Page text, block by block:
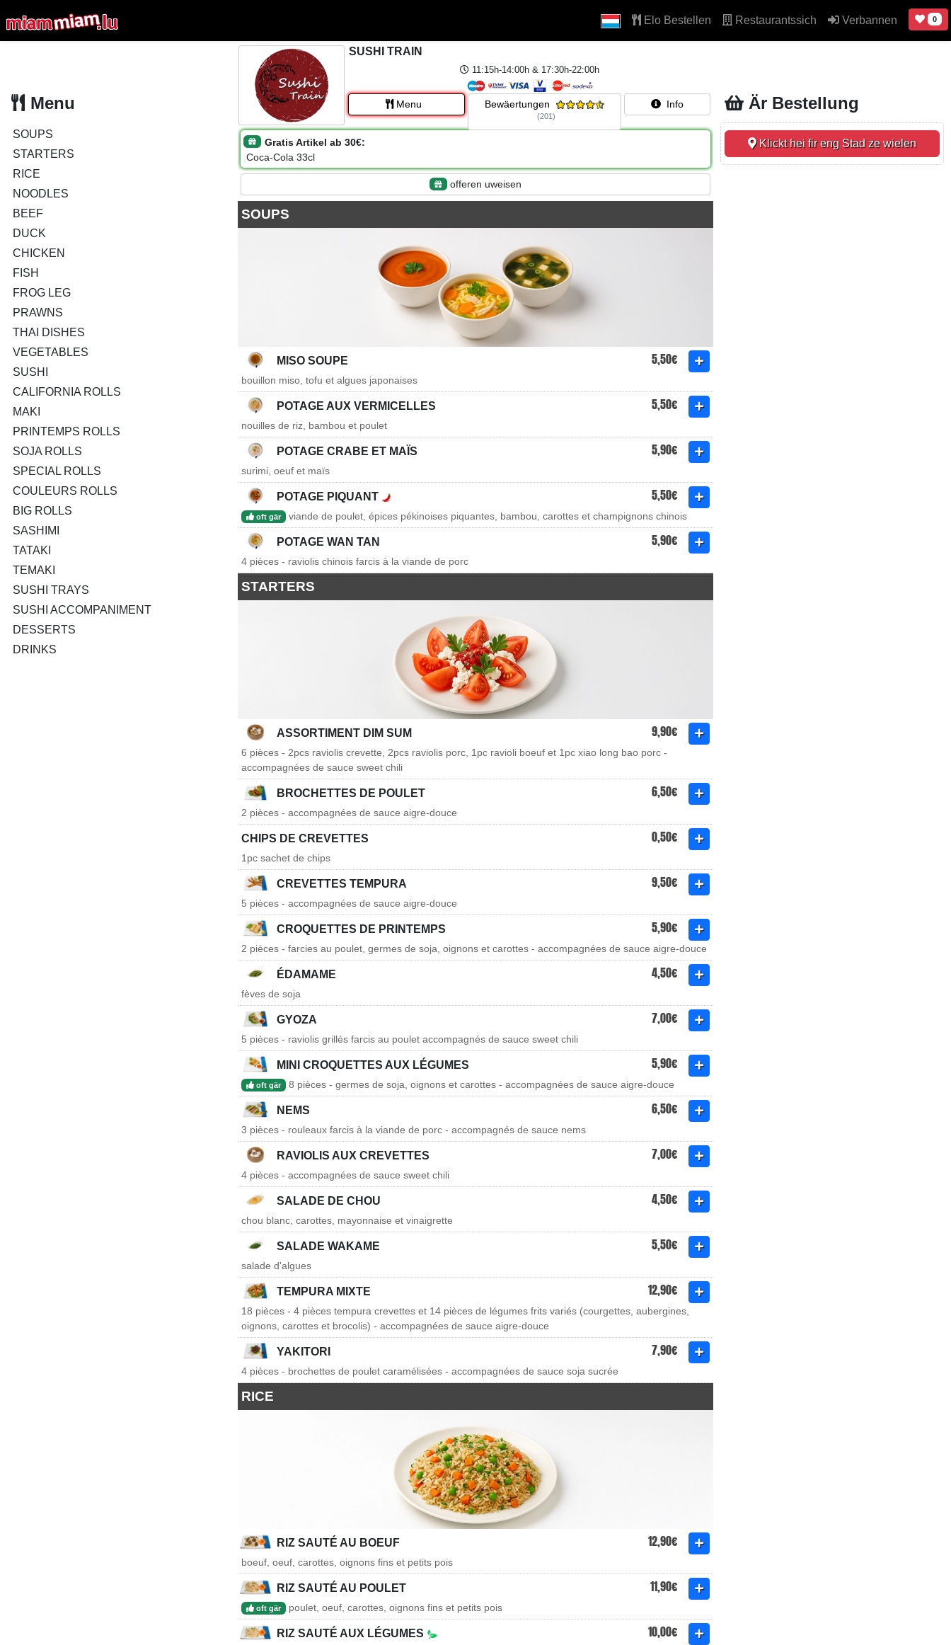
Elo Bestellen Restaurantssich Verbannen 0
Menu
SOUPS
STARTERS
RICE
NOODLES
BEEF
DUCK
CHICKEN
FISH
FROG LEG
PRAWNS
THAI DISHES
VEGETABLES
SUSHI
CALIFORNIA ROLLS
MAKI
PRINTEMPS ROLLS
SOJA ROLLS
SPECIAL ROLLS
COULEURS ROLLS
BIG ROLLS
SASHIMI
TATAKI
TEMAKI
SUSHI TRAYS
SUSHI ACCOMPANIMENT
DESSERTS
DRINKS
SUSHI TRAIN
11:15h-14:00h & 17:30h-22:00h
Menu Bewäertungen
(201)
Info
Gratis Artikel ab 30€:
Coca-Cola 33cl
offeren uweisen
SOUPS
MISO SOUPE 5,50€
bouillon miso, tofu et algues japonaises
POTAGE AUX VERMICELLES 5,50€
nouilles de riz, bambou et poulet
POTAGE CRABE ET MAÏS 5,90€
surimi, oeuf et maïs
POTAGE PIQUANT 5,50€
oft gär viande de poulet, épices pékinoises piquantes, bambou, carottes et champignons chinois
POTAGE WAN TAN 5,90€
4 pièces - raviolis chinois farcis à la viande de porc
STARTERS
ASSORTIMENT DIM SUM 9,90€
6 pièces - 2pcs raviolis crevette, 2pcs raviolis porc, 1pc ravioli boeuf et 1pc xiao long bao porc -
accompagnées de sauce sweet chili
BROCHETTES DE POULET 6,50€
2 pièces - accompagnées de sauce aigre-douce
CHIPS DE CREVETTES 0,50€
1pc sachet de chips
CREVETTES TEMPURA 9,50€
5 pièces - accompagnées de sauce aigre-douce
CROQUETTES DE PRINTEMPS 5,90€
2 pièces - farcies au poulet, germes de soja, oignons et carottes - accompagnées de sauce aigre-douce
ÉDAMAME 4,50€
fèves de soja
GYOZA 7,00€
5 pièces - raviolis grillés farcis au poulet accompagnés de sauce sweet chili
MINI CROQUETTES AUX LÉGUMES 5,90€
oft gär 8 pièces - germes de soja, oignons et carottes - accompagnées de sauce aigre-douce
NEMS 6,50€
3 pièces - rouleaux farcis à la viande de porc - accompagnés de sauce nems
RAVIOLIS AUX CREVETTES 7,00€
4 pièces - accompagnées de sauce sweet chili
SALADE DE CHOU 4,50€
chou blanc, carottes, mayonnaise et vinaigrette
SALADE WAKAME 5,50€
salade d'algues
TEMPURA MIXTE 12,90€
18 pièces - 4 pièces tempura crevettes et 14 pièces de légumes frits variés (courgettes, aubergines,
oignons, carottes et brocolis) - accompagnées de sauce aigre-douce
YAKITORI 7,90€
4 pièces - brochettes de poulet caramélisées - accompagnées de sauce soja sucrée
RICE
RIZ SAUTÉ AU BOEUF 12,90€
boeuf, oeuf, carottes, oignons fins et petits pois
RIZ SAUTÉ AU POULET 11,90€
oft gär poulet, oeuf, carottes, oignons fins et petits pois
RIZ SAUTÉ AUX LÉGUMES 10,00€
Är Bestellung
Klickt hei fir eng Stad ze wielen